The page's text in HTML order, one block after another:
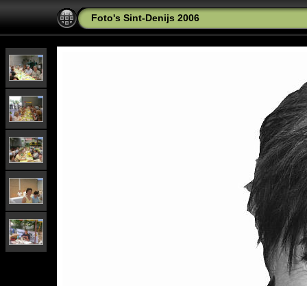
Foto's Sint-Denijs 2006